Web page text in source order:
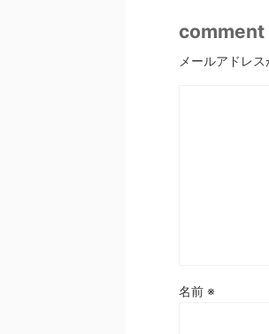
comment
メールアドレ
名前 ※